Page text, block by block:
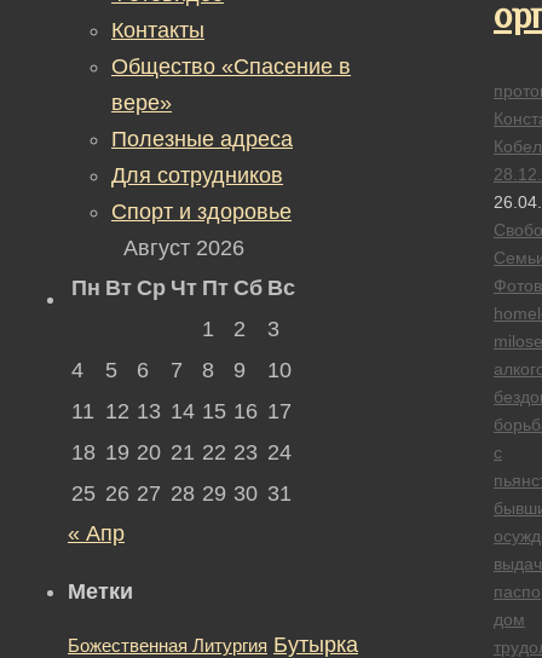
с
дом
Контакты
Общество «Спасение в
вере»
Полезные адреса
Для сотрудников
Спорт и здоровье
Август 2026
Пн Вт Ср Чт Пт Сб Вс
1
2
3
4
5 6 7 8 9
10
11 12 13 14 15 16 17
18 19 20 21 22 23 24
25 26 27 28 29 30 31
« Апр
Метки
Божественная Литургия Бутырка